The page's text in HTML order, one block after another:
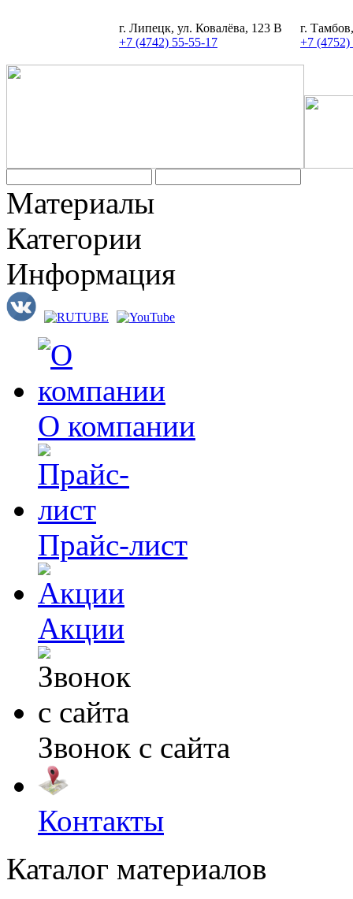
г. Липецк, ул. Ковалёва, 123 В
+7 (4742) 55-55-17
г.
+7 (4752)
Материалы
Категории
Информация
О компании
Прайс-лист
Акции
Звонок с сайта
Контакты
Каталог материалов
Задать вопрос